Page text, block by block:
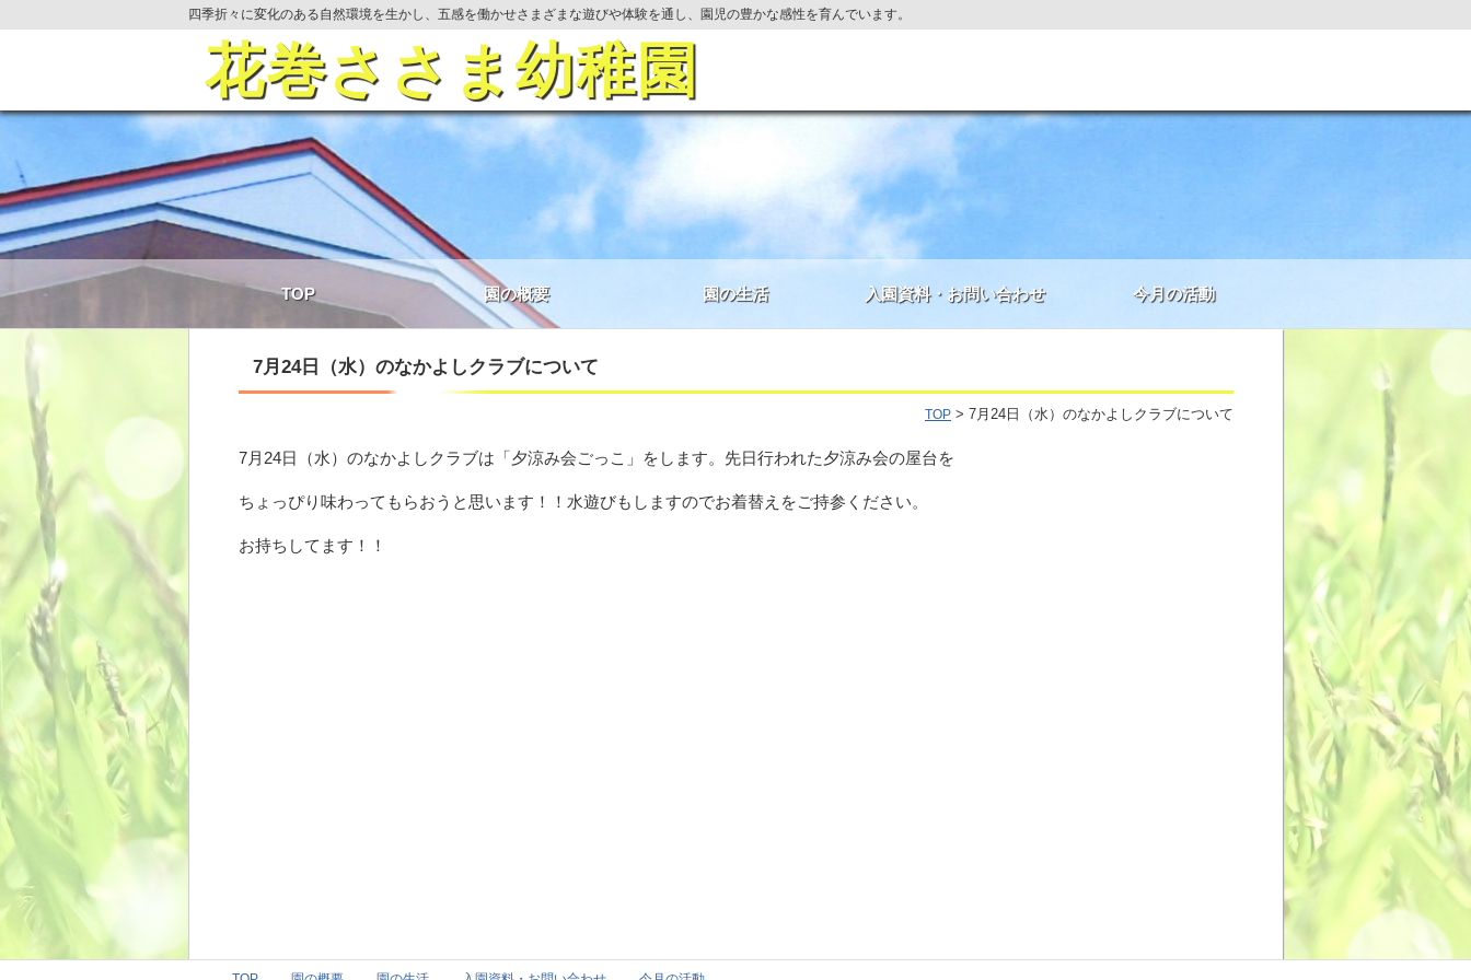
四季折々に変化のある自然環境を生かし、五感を働かせさまざまな遊びや体験を通し、園児の豊かな感性を育んでいます。
花巻ささま幼稚園
TOP 園の概要 園の生活 入園資料・お問い合わせ 今月の活動
7月24日（水）のなかよしクラブについて
TOP > 7月24日（水）のなかよしクラブについて
7月24日（水）のなかよしクラブは「夕涼み会ごっこ」をします。先日行われた夕涼み会の屋台を
ちょっぴり味わってもらおうと思います！！水遊びもしますのでお着替えをご持参ください。
お持ちしてます！！